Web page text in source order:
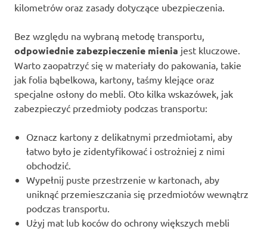
kilometrów oraz zasady dotyczące ubezpieczenia.
Bez względu na wybraną metodę transportu,
odpowiednie zabezpieczenie mienia jest kluczowe.
Warto zaopatrzyć się w materiały do pakowania, takie
jak folia bąbelkowa, kartony, taśmy klejące oraz
specjalne osłony do mebli. Oto kilka wskazówek, jak
zabezpieczyć przedmioty podczas transportu:
Oznacz kartony z delikatnymi przedmiotami, aby
łatwo było je zidentyfikować i ostrożniej z nimi
obchodzić.
Wypełnij puste przestrzenie w kartonach, aby
uniknąć przemieszczania się przedmiotów wewnątrz
podczas transportu.
Użyj mat lub koców do ochrony większych mebli